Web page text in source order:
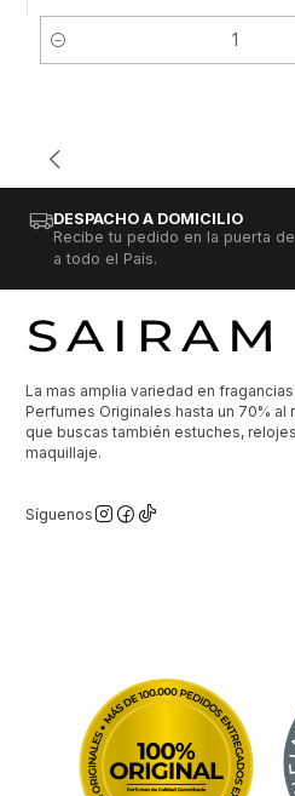
Cantidad
DESPACHO A DOMICILIO
Recibe tu pedido en la puerta
a todo el País.
La mas amplia variedad en
Perfumes Originales hasta un 70%
que buscas también estuches,
maquillaje.
Síguenos